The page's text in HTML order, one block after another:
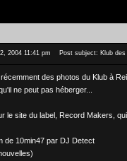
2004 11:41 pm Post subject: Klub des
des photos du Klub à
ne peut pas héberger...
le site du label, Record Makers,
de 10min47 par DJ Detect